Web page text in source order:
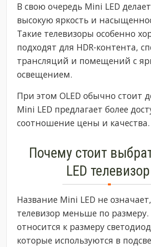
В свою очередь Mini LED
высокую яркость и
Такие телевизоры особенно
подходят для HDR-контента,
трансляций и помещений с
освещением.
При этом OLED обычно стоит
Mini LED предлагает более
соотношение цены и качества.
Почему стоит
LED телевизор
Название Mini LED не
телевизор меньше по
относится к размеру
которые используются в